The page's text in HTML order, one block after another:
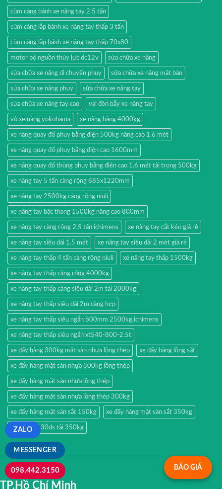
cùm càng bánh xe nâng tay 2.5 tấn
cùm càng lắp bánh xe nâng tay thấp 3 tấn
cùm càng lắp bánh xe nâng tay thấp 70x80
motor bộ nguồn thủy lực dc12v sửa chữa xe nâng
sửa chữa xe nâng di chuyển phuy sửa chữa xe nâng mặt bàn
sửa chữa xe nâng phuy sửa chữa xe nâng tay
sửa chữa xe nâng tay cao vai đòn bẫy xe nâng tay
vỏ xe nâng yokohama xe nâng hàng 4000kg
xe nâng quay đổ phuy bằng điện 500kg nâng cao 1.6 mét
xe nâng quay đổ phuy bằng điện cao 1600mm
xe nâng quay đổ thùng phuy bằng điện cao 1.6 mét tải trọng 500kg
xe nâng tay 5 tấn càng rộng 685x1220mm
xe nâng tay 2500kg càng rộng niuli
xe nâng tay bậc thang 1500kg nâng cao 800mm
xe nâng tay càng rộng 2.5 tấn ichimens xe nâng tay cắt kéo giá rẻ
xe nâng tay siêu dài 1.5 mét xe nâng tay siêu dài 2 mét giá rẻ
xe nâng tay thấp 4 tấn càng rộng niuli xe nâng tay thấp 1500kg
xe nâng tay thấp càng rộng 4000kg
xe nâng tay thấp càng siêu dài 2m tải 2000kg
xe nâng tay thấp siêu dài 2m càng hẹp
xe nâng tay thấp siêu ngắn 800mm 2500kg ichimens
xe nâng tay thấp siêu ngắn xt540-800-2.5t
xe đẩy hàng 300kg mặt sàn nhựa lồng thép xe đẩy hàng lồng sắt
xe đẩy hàng mặt sàn nhựa 300kg lồng thép
xe đẩy hàng mặt sàn nhựa lồng thép
xe đẩy hàng mặt sàn nhựa lồng thép 300kg
xe đẩy hàng mặt sàn sắt 150kg xe đẩy hàng mặt sàn sắt 350kg
xe đẩy xtl130ds tải 350kg
TP.Hồ Chí Minh
BÁO GIÁ
MESSENGER
ZALO
098.442.3150